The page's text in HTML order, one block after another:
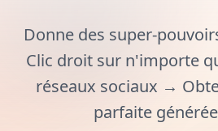
Donne des super-
Clic droit sur n'importe
réseaux sociaux →
parfaite